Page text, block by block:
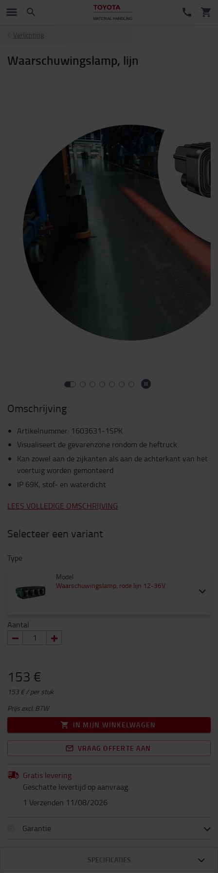
Verlichting
Waarschuwingslamp, lijn
Omschrijving
Artikelnummer: 1603631-1SPK
Visualiseert de gevarenzone rondom de heftruck
Kan zowel aan de zijkanten als aan de achterkant van het
voertuig worden gemonteerd
IP 69K, stof- en waterdicht
LEES VOLLEDIGE OMSCHRIJVING
Selecteer een variant
Type
Model
Waarschuwingslamp, rode lijn 12-36V
Aantal
153 €
153 € / per stuk
Prijs excl. BTW
IN MIJN WINKELWAGEN
VRAAG OFFERTE AAN
Gratis levering
Geschatte levertijd op aanvraag.
1 Verzenden 11/08/2026
Garantie
SPECIFICATIES